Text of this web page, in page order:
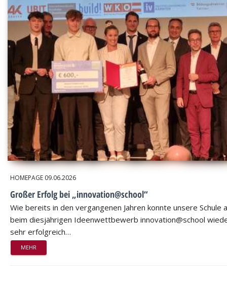
HOMEPAGE 09.06.2026
Großer Erfolg bei „innovation@school“
Wie bereits in den vergangenen Jahren konnte unsere Schule
beim diesjährigen Ideenwettbewerb innovation@school
sehr erfolgreich…
MEHR